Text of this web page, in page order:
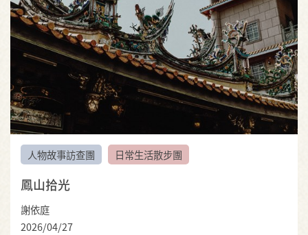
人物故事訪查團 日常生活散步團
鳳山拾光
謝依庭
2026/04/27